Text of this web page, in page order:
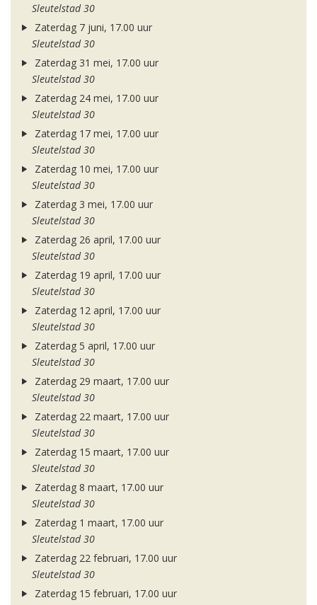
Sleutelstad 30
Zaterdag 7 juni, 17.00 uur
Sleutelstad 30
Zaterdag 31 mei, 17.00 uur
Sleutelstad 30
Zaterdag 24 mei, 17.00 uur
Sleutelstad 30
Zaterdag 17 mei, 17.00 uur
Sleutelstad 30
Zaterdag 10 mei, 17.00 uur
Sleutelstad 30
Zaterdag 3 mei, 17.00 uur
Sleutelstad 30
Zaterdag 26 april, 17.00 uur
Sleutelstad 30
Zaterdag 19 april, 17.00 uur
Sleutelstad 30
Zaterdag 12 april, 17.00 uur
Sleutelstad 30
Zaterdag 5 april, 17.00 uur
Sleutelstad 30
Zaterdag 29 maart, 17.00 uur
Sleutelstad 30
Zaterdag 22 maart, 17.00 uur
Sleutelstad 30
Zaterdag 15 maart, 17.00 uur
Sleutelstad 30
Zaterdag 8 maart, 17.00 uur
Sleutelstad 30
Zaterdag 1 maart, 17.00 uur
Sleutelstad 30
Zaterdag 22 februari, 17.00 uur
Sleutelstad 30
Zaterdag 15 februari, 17.00 uur